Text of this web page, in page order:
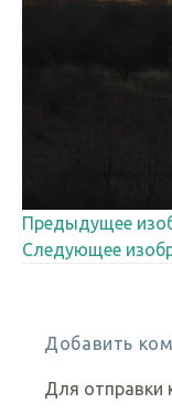
Предыдущее
Следующее
Добавить
Для отправки